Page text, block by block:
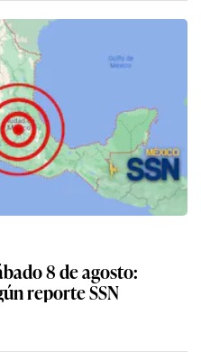
8 de agosto:
reporte SSN